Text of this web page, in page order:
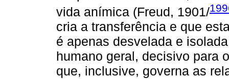
vida anímica (Freud, 1901/
cria a transferência e que
é apenas desvelada e
humano geral, decisivo para
que, inclusive, governa as